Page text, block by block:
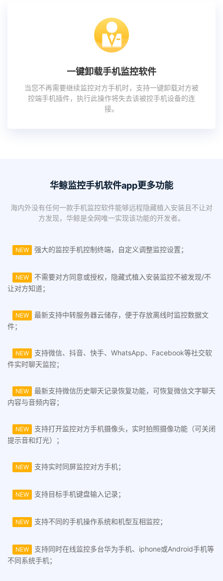
一键卸载手机监控软件
当您不再需要继续监控对方手机时，支持一键卸载对方被
控端手机插件，执行此操作将失去该被控手机设备的连
接。
华鲸监控手机软件app更多功能
海内外没有任何一款手机监控软件能够远程隐藏植入安装且不让对
方发现，华鲸是全网唯一实现该功能的开发者。
NEW 强大的监控手机控制终端，自定义调整监控设置；
NEW
不需要对方同意或授权，隐藏式植入安装监控不被发现/不
让对方知道；
NEW
最新支持中转服务器云储存，便于存放离线时监控数据文
件；
NEW
支持微信、抖音、快手、WhatsApp、Facebook等社交软
件实时聊天监控；
NEW
最新支持微信历史聊天记录恢复功能，可恢复微信文字聊天
内容与音频内容；
NEW
支持打开监控对方手机摄像头，实时拍照摄像功能（可关闭
提示音和灯光）；
NEW 支持实时同屏监控对方手机；
NEW 支持目标手机键盘输入记录；
NEW 支持不同的手机操作系统和机型互相监控；
NEW
支持同时在线监控多台华为手机、iphone或Android手机等
不同系统手机；